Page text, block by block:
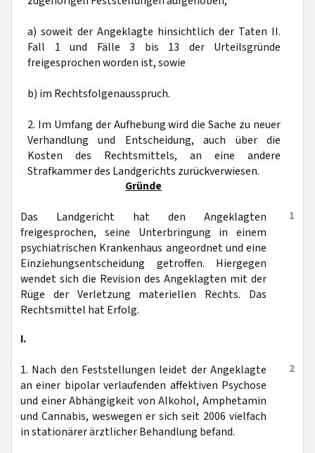
a) soweit der Angeklagte hinsichtlich der Taten II.
Fall 1 und Fälle 3 bis 13 der Urteilsgründe
freigesprochen worden ist, sowie
b) im Rechtsfolgenausspruch.
2. Im Umfang der Aufhebung wird die Sache zu neuer
Verhandlung und Entscheidung, auch über die
Kosten des Rechtsmittels, an eine andere
Strafkammer des Landgerichts zurückverwiesen.
Gründe
1
Das Landgericht hat den Angeklagten
freigesprochen, seine Unterbringung in einem
psychiatrischen Krankenhaus angeordnet und eine
Einziehungsentscheidung getroffen. Hiergegen
wendet sich die Revision des Angeklagten mit der
Rüge der Verletzung materiellen Rechts. Das
Rechtsmittel hat Erfolg.
I.
2
1. Nach den Feststellungen leidet der Angeklagte
an einer bipolar verlaufenden affektiven Psychose
und einer Abhängigkeit von Alkohol, Amphetamin
und Cannabis, weswegen er sich seit 2006 vielfach
in stationärer ärztlicher Behandlung befand.